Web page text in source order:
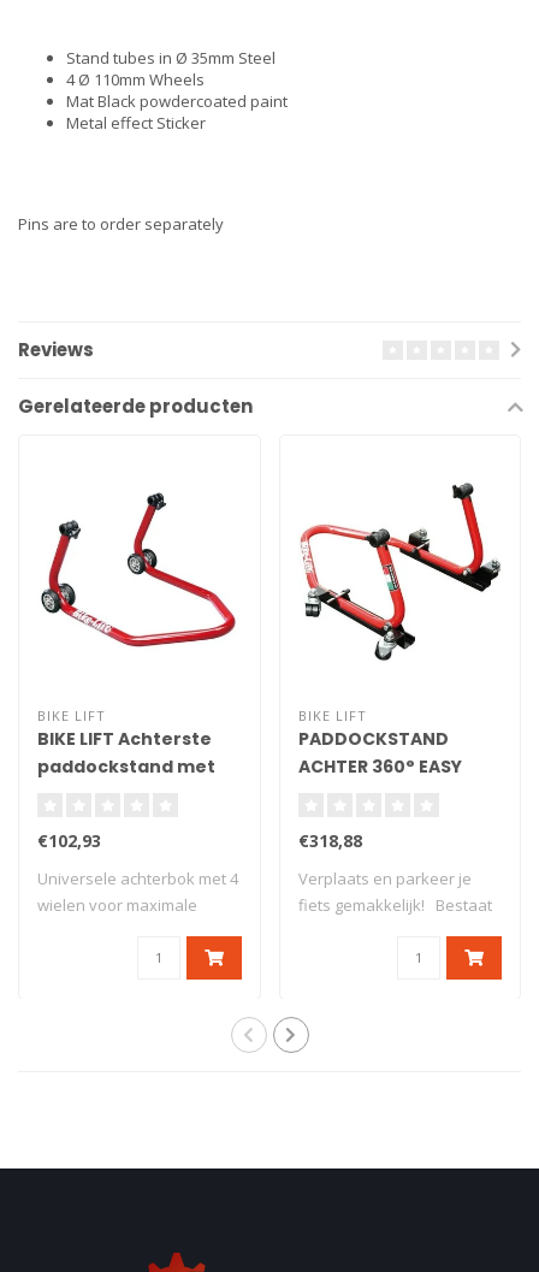
Stand tubes in Ø 35mm Steel
4 Ø 110mm Wheels
Mat Black powdercoated paint
Metal effect Sticker
Pins are to order separately
Reviews
Gerelateerde producten
BIKE LIFT
BIKE LIFT Achterste
paddockstand met
€102,93
Universele achterbok met 4
wielen voor maximale
BIKE LIFT
PADDOCKSTAND
ACHTER 360° EASY
€318,88
Verplaats en parkeer je
fiets gemakkelijk! Bestaat